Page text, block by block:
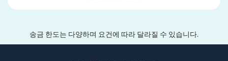
송금 한도는 다양하며 요건에 따라 달라질 수 있습니다.